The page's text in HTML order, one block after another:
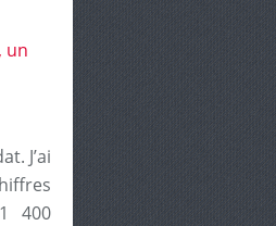
J’ai
400